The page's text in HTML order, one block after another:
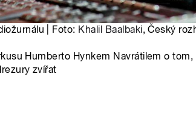
| Foto: Khalil Baalbaki, Český
Humberto Hynkem Navrátilem o
zvířat